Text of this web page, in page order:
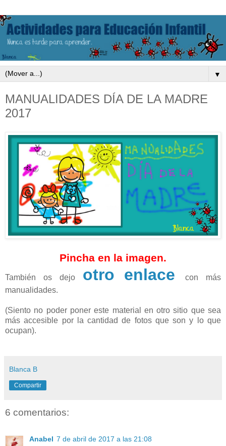
▼
MANUALIDADES DÍA DE LA MADRE
2017
Pincha en la imagen.
También os dejo otro enlacecon más
manualidades.
(Siento no poder poner este material en otro sitio que sea
más accesible por la cantidad de fotos que son y lo que
ocupan).
Blanca B
Compartir
6 comentarios:
Anabel 7 de abril de 2017 a las 21:08